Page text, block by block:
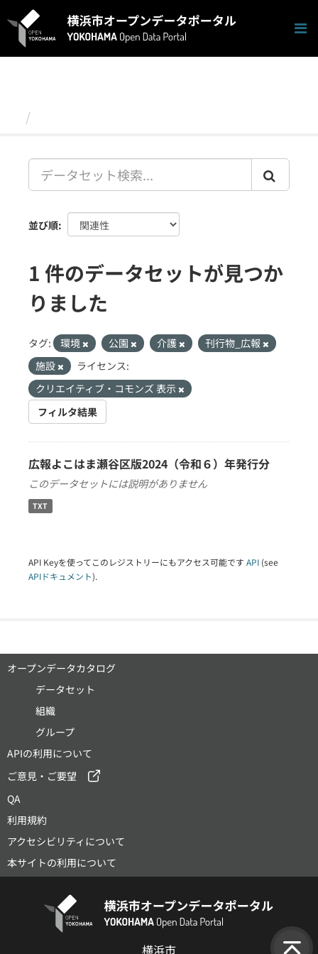
キ
並び順
1 件のデータセットが見つか
りました
タグ: 環境 公園 介護
刊行物_広報
施設
ライセンス:
クリエイティブ・コモンズ 表示
フィルタ結果
広報よこはま瀬谷区版2024（令和６）年発行分
このデータセットには説明がありません
TXT
API Keyを使ってこのレジストリーにもアクセス可能です API (see
APIドキュメント).
オープンデータカタログ
データセット
組織
グループ
APIの利用について
ご意見・ご要望
QA
利用規約
アクセシビリティについて
本サイトの利用について
横浜市